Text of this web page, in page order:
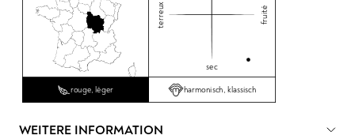
terreux fruité
sec
rouge, léger harmonisch, klassisch
WEITERE INFORMATION